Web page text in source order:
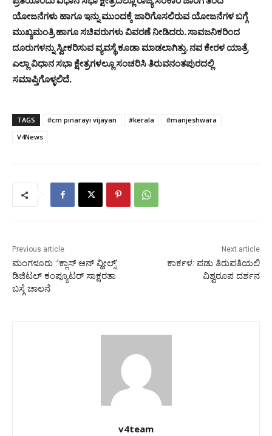
ಯೋಜನೆಗಳು ಹಾಗೂ ಇನ್ನು ಮುಂದಕ್ಕೆ ಜಾರಿಗೊಸಲಿರುವ ಯೋಜನೆಗಳ ಬಗ್ಗೆ
ಮುಖ್ಯಮಂತ್ರಿ ಹಾಗೂ ಸಚಿವರುಗಳು ವಿವರಣೆ ನೀಡಿದರು. ಸಾವಜನಿಕರಿಂದ
ದೂರುಗಳನ್ನು ಸ್ವೀಕರಿಸುವ ವ್ಯವಸ್ಥೆ ಕೂಡಾ ಮಾಡಲಾಗಿತ್ತು. ನವ ಕೇರಳ ಯಾತ್ರೆ
ಎಲ್ಲಾ ವಿಧಾನ ಸಭಾ ಕ್ಷೇತ್ರಗಳಲ್ಲೂ ಸಂಚರಿಸಿ ತಿರುವನಂತಪುರದಲ್ಲಿ
ಸಮಾಪ್ತಿಗೊಳ್ಳಲಿದೆ.
TAGS #cm pinarayi vijayan #kerala
#manjeshwara
V4News
Previous article
ಮಂಗಳೂರು :’ಕ್ಲಾಸ್ ಆನ್ ವ್ಹೀಲ್ಸ್’
ಡಿಜಿಟಲ್ ಕಂಪ್ಯೂಟರ್ ಸಾಕ್ಷರತಾ
ಬಸ್ಗೆ ಚಾಲನೆ
Next article
ಕಾರ್ಕಳ: ಪಡು ತಿರುಪತಿಯಲಿ
ವಿಶ್ವರೂಪ ದರ್ಶನ
v4team